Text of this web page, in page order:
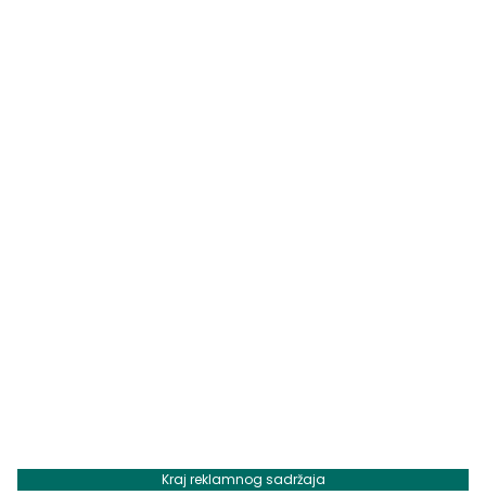
Kraj reklamnog sadržaja